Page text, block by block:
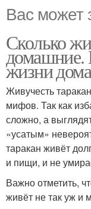
Вас может
Сколько
домашние.
жизни
Живучесть
мифов. Так как
сложно, а
«усатым»
таракан живёт
и пищи, и не
Важно отметить,
живёт не так уж и